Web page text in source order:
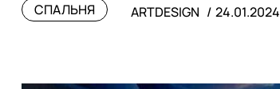
СПАЛЬНЯ ARTDESIGN 24.01.2024